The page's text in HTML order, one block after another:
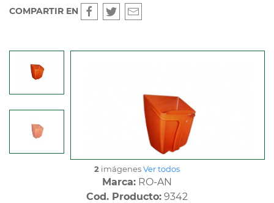
COMPARTIR EN
2 imágenesVer todos
Marca: RO-AN
Cod. Producto: 9342